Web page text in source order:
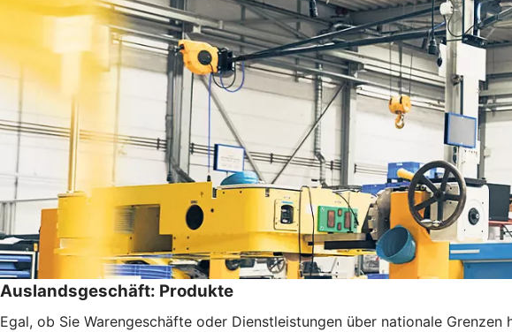
Auslandsgeschäft: Produkte
Egal, ob Sie Warengeschäfte oder Dienstleistungen über nationale